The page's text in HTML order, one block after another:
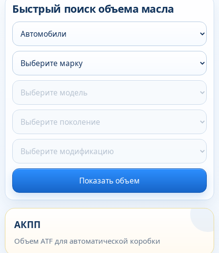
Быстрый поиск объема масла
Показать объем
АКПП
Объем ATF для автоматической коробки